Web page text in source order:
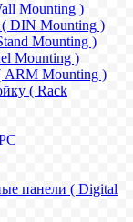
Mounting )
DIN Mounting )
Mounting )
Mounting )
Mounting )
( Rack
панели ( Digital